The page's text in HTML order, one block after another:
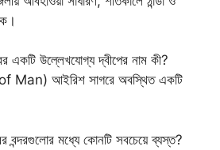
একটি উল্লেখযোগ্য দ্বীপের নাম কী?
of Man) আইরিশ সাগরে অবস্থিত একটি
বন্দরগুলোর মধ্যে কোনটি সবচেয়ে ব্যস্ত?